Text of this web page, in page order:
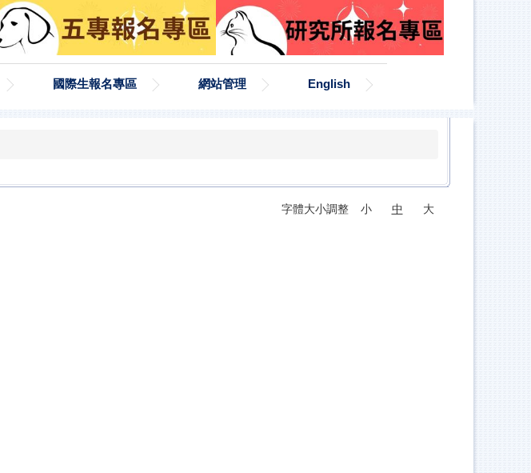
國際生報名專區 網站管理 English
字體大小調整 小 中 大